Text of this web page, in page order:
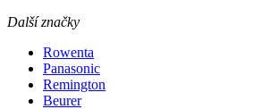
Další značky
Rowenta
Panasonic
Remington
Beurer